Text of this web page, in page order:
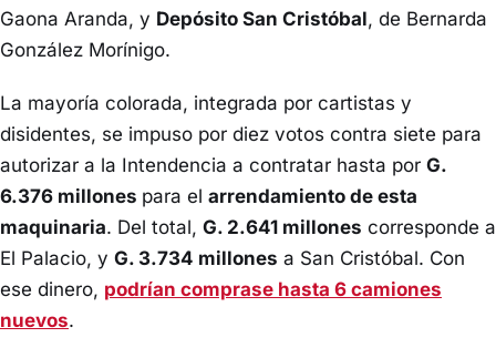
Gaona Aranda, y Depósito San Cristóbal, de Bernarda
González Morínigo.
La mayoría colorada, integrada por cartistas y
disidentes, se impuso por diez votos contra siete para
autorizar a la Intendencia a contratar hasta por G.
6.376 millones para el arrendamiento de esta
maquinaria. Del total, G. 2.641 millones corresponde a
El Palacio, y G. 3.734 millones a San Cristóbal. Con
ese dinero, podrían comprase hasta 6 camiones
nuevos.